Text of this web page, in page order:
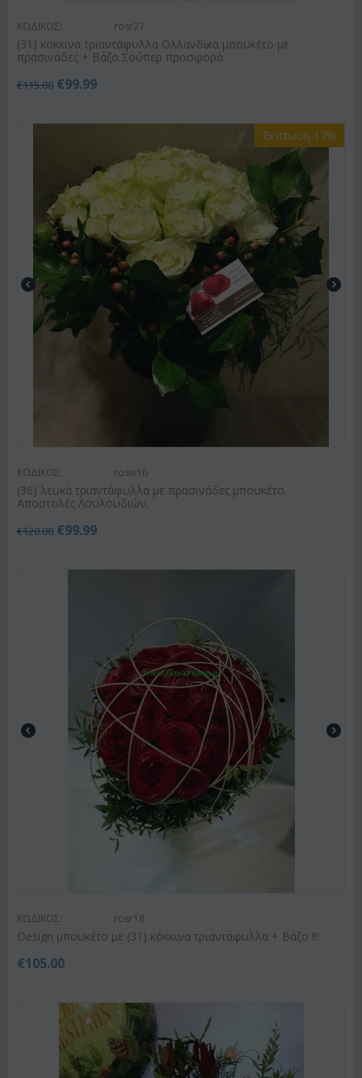
ΚΩΔΙΚΟΣ: rosr27
(31) κόκκινα τριαντάφυλλα Ολλανδικά μπουκέτο με
πρασινάδες + Βάζο.Σούπερ προσφορά.
€115.00 €99.99
Έκπτωση 17%
ΚΩΔΙΚΟΣ: rosw16
(36) λευκά τριαντάφυλλα με πρασινάδες μπουκέτο.
Αποστολές Λουλουδιών.
€120.00 €99.99
ΚΩΔΙΚΟΣ: rosr18
Design μπουκέτο με (31) κόκκινα τριαντάφυλλα + Βάζο !!!
€105.00